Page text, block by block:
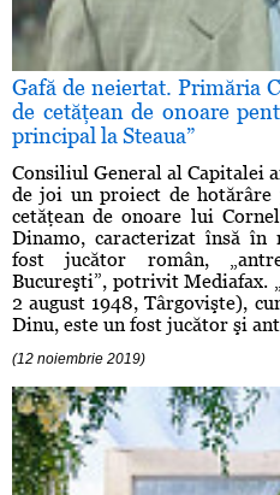
Gafă de neiertat. Primăria
de cetăţean de onoare
principal la Steaua”
Consiliul General al Capitalei
de joi un proiect de
cetăţean de onoare lui
Dinamo, caracterizat însă
fost jucător român,
Bucureşti”, potrivit Mediafax.
2 august 1948, Târgovişte),
Dinu, este un fost jucător şi
(12 noiembrie 2019)